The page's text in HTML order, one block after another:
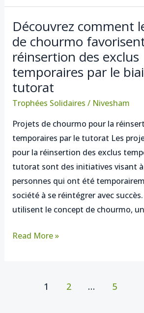
Découvrez comment
de chourmo
réinsertion des exclus
temporaires par le
tutorat
Trophées Solidaires / Nivesham
Projets de chourmo pour la
temporaires par le tutorat Les
pour la réinsertion des exclus
tutorat sont des initiatives visant à
personnes qui ont été
société à se réintégrer avec
utilisent le concept de chourmo,
Découvrez
comment
les
projets
de
favorisent
la
réinsertion
des
exclus
temporaires
par
le
du
Read More »
1 2 … 5